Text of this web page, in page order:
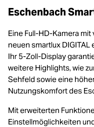
Eschenbach
Eine Full-HD-Kamera
neuen smartlux
Ihr 5-Zoll-Display
weitere Highlights, wie
Sehfeld sowie eine
Nutzungskomfort des
Mit erweiterten
Einstellmöglichkeiten